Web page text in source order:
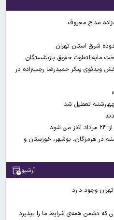
مداح معروف
شرق استان تهران
مابه‌التفاوت حقوق بازنشستگان
ویدئوی پیکر حمیدرضا رجب‌زاده در
تعطیل شد
در هرمزگان، بوشهر، خوزستان و
آرشیو
وجود دارد
که دشمن همه‌ی شرایط ما را بپذیرد